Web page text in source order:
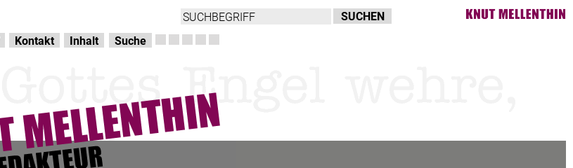
Kontakt Inhalt Suche